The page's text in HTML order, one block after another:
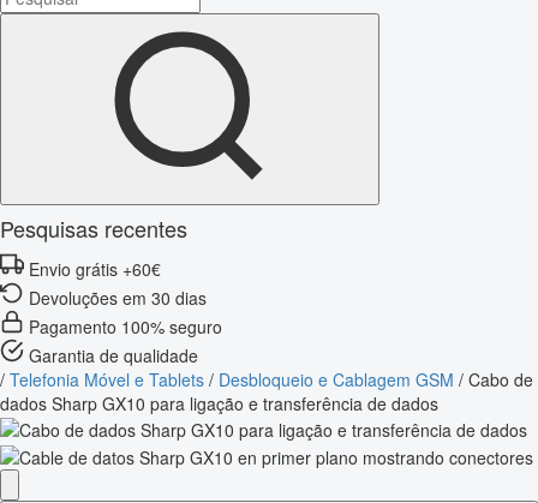
Pesquisas recentes
Envio grátis +60€
Devoluções em 30 dias
Pagamento 100% seguro
Garantia de qualidade
/ Telefonia Móvel e Tablets / Desbloqueio e Cablagem GSM / Cabo de
dados Sharp GX10 para ligação e transferência de dados